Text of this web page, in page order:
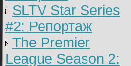
SLTV Star Series
#2: Репортаж
The Premier
League Season 2: